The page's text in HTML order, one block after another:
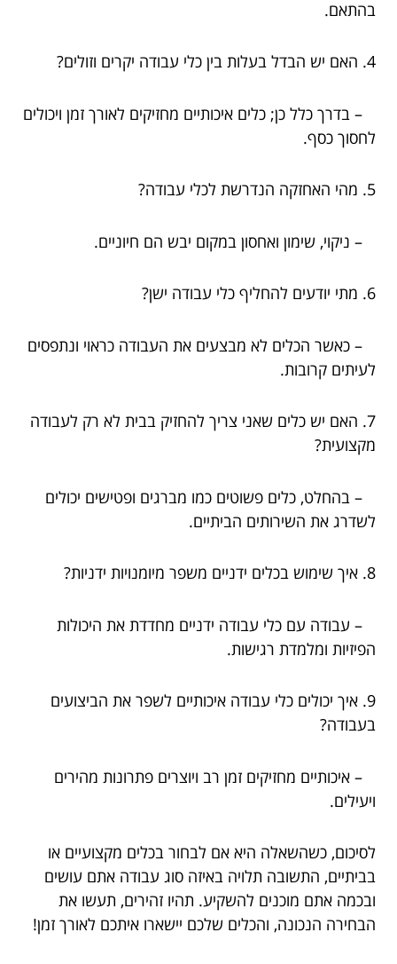
בהתאם.
4. האם יש הבדל בעלות בין כלי עבודה יקרים וזולים?
– בדרך כלל כן; כלים איכותיים מחזיקים לאורך זמן ויכולים
לחסוך כסף.
5. מהי האחזקה הנדרשת לכלי עבודה?
– ניקוי, שימון ואחסון במקום יבש הם חיוניים.
6. מתי יודעים להחליף כלי עבודה ישן?
– כאשר הכלים לא מבצעים את העבודה כראוי ונתפסים
לעיתים קרובות.
7. האם יש כלים שאני צריך להחזיק בבית לא רק לעבודה
מקצועית?
– בהחלט, כלים פשוטים כמו מברגים ופטישים יכולים
לשדרג את השירותים הביתיים.
8. איך שימוש בכלים ידניים משפר מיומנויות ידניות?
– עבודה עם כלי עבודה ידניים מחדדת את היכולות
הפיזיות ומלמדת רגישות.
9. איך יכולים כלי עבודה איכותיים לשפר את הביצועים
בעבודה?
– איכותיים מחזיקים זמן רב ויוצרים פתרונות מהירים
ויעילים.
לסיכום, כשהשאלה היא אם לבחור בכלים מקצועיים או
בביתיים, התשובה תלויה באיזה סוג עבודה אתם עושים
ובכמה אתם מוכנים להשקיע. תהיו זהירים, תעשו את
הבחירה הנכונה, והכלים שלכם יישארו איתכם לאורך זמן!